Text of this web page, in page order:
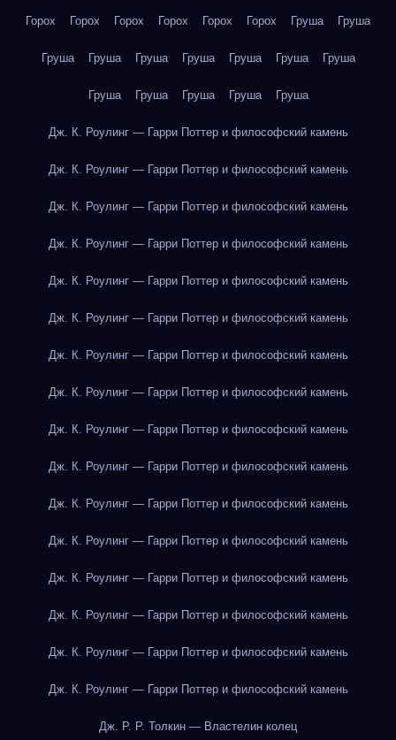
Горох Горох Горох Горох Горох Горох Груша Груша
Груша Груша Груша Груша Груша Груша Груша
Груша Груша Груша Груша Груша
Дж. К. Роулинг — Гарри Поттер и философский камень
Дж. К. Роулинг — Гарри Поттер и философский камень
Дж. К. Роулинг — Гарри Поттер и философский камень
Дж. К. Роулинг — Гарри Поттер и философский камень
Дж. К. Роулинг — Гарри Поттер и философский камень
Дж. К. Роулинг — Гарри Поттер и философский камень
Дж. К. Роулинг — Гарри Поттер и философский камень
Дж. К. Роулинг — Гарри Поттер и философский камень
Дж. К. Роулинг — Гарри Поттер и философский камень
Дж. К. Роулинг — Гарри Поттер и философский камень
Дж. К. Роулинг — Гарри Поттер и философский камень
Дж. К. Роулинг — Гарри Поттер и философский камень
Дж. К. Роулинг — Гарри Поттер и философский камень
Дж. К. Роулинг — Гарри Поттер и философский камень
Дж. К. Роулинг — Гарри Поттер и философский камень
Дж. К. Роулинг — Гарри Поттер и философский камень
Дж. Р. Р. Толкин — Властелин колец